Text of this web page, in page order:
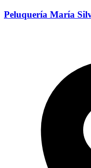
Peluquería María